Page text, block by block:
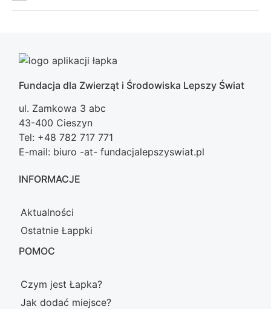
Fundacja dla Zwierząt i Środowiska Lepszy Świat
ul. Zamkowa 3 abc
43-400 Cieszyn
Tel: +48 782 717 771
E-mail: biuro -at- fundacjalepszyswiat.pl
INFORMACJE
Aktualności
Ostatnie Łappki
POMOC
Czym jest Łapka?
Jak dodać miejsce?